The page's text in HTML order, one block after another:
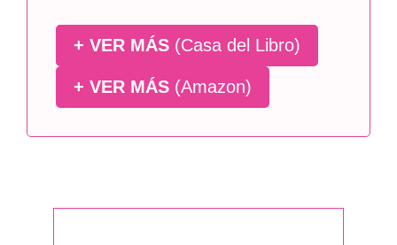
+ VER MÁS (Casa del Libro)
+ VER MÁS (Amazon)